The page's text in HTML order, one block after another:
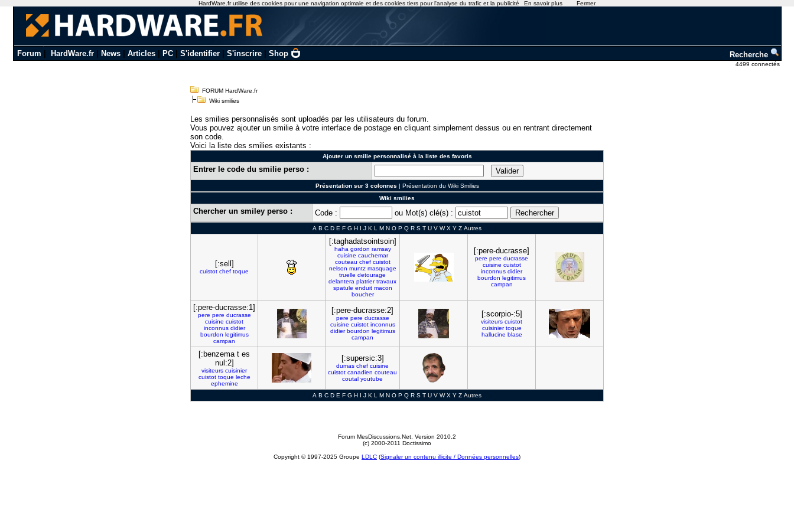
Forum HardWare.fr| News| Articles| PC| S'identifier| S'inscrire| Shop Recherche
4499 connectés
FORUM HardWare.fr
Wiki smilies
Les smilies personnalisés sont uploadés par les utilisateurs du forum.
Vous pouvez ajouter un smilie à votre interface de postage en cliquant simplement dessus ou en rentrant directement
son code.
Voici la liste des smilies existants :
Ajouter un smilie personnalisé à la liste des favoris
Entrer le code du smilie perso :
Présentation sur 3 colonnes | Présentation du Wiki Smilies
Wiki smilies
Chercher un smiley perso : Code : ou Mot(s) clé(s) :
A B C D E F G H I J K L M N O P Q R S T U V W X Y Z Autres
[:sell]
cuistot chef toque
[:taghadatsointsoin]
haha gordon ramsay
cuisine cauchemar
couteau chef cuistot
nelson muntz masquage
truelle detourage
delantera platrier travaux
spatule enduit macon
boucher
[:pere-ducrasse]
pere pere ducrasse
cuisine cuistot
inconnus didier
bourdon legitimus
campan
[:pere-ducrasse:1]
pere pere ducrasse
cuisine cuistot
inconnus didier
bourdon legitimus
campan
[:pere-ducrasse:2]
pere pere ducrasse
cuisine cuistot inconnus
didier bourdon legitimus
campan
[:scorpio-:5]
visiteurs cuistot
cuisinier toque
hallucine blase
[:benzema t es
nul:2]
visiteurs cuisinier
cuistot toque leche
ephemine
[:supersic:3]
dumas chef cuisine
cuistot canadien couteau
coutal youtube
A B C D E F G H I J K L M N O P Q R S T U V W X Y Z Autres
Forum MesDiscussions.Net , Version 2010.2
(c) 2000-2011 Doctissimo
Copyright © 1997-2025 Groupe LDLC (Signaler un contenu illicite / Données personnelles)
HardWare.fr utilise des cookies pour une navigation optimale et des cookies tiers pour l'analyse du trafic et la publicité En savoir plus Fermer